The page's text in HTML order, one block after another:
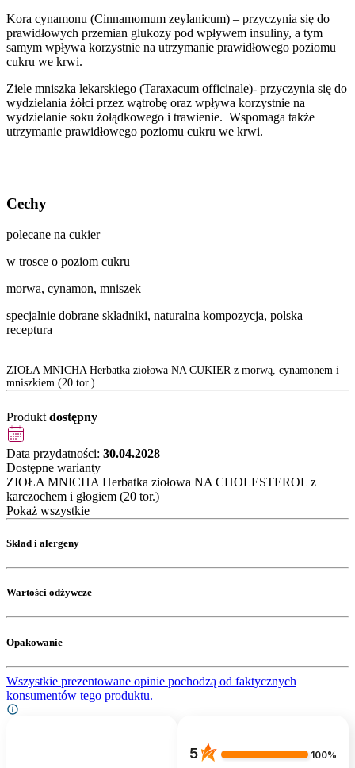
Kora cynamonu (Cinnamomum zeylanicum) – przyczynia się do
prawidłowych przemian glukozy pod wpływem insuliny, a tym
samym wpływa korzystnie na utrzymanie prawidłowego poziomu
cukru we krwi.
Ziele mniszka lekarskiego (Taraxacum officinale)- przyczynia się do
wydzielania żółci przez wątrobę oraz wpływa korzystnie na
wydzielanie soku żołądkowego i trawienie. Wspomaga także
utrzymanie prawidłowego poziomu cukru we krwi.
Cechy
polecane na cukier
w trosce o poziom cukru
morwa, cynamon, mniszek
specjalnie dobrane składniki, naturalna kompozycja, polska
receptura
ZIOŁA MNICHA Herbatka ziołowa NA CUKIER z morwą, cynamonem i
mniszkiem (20 tor.)
Produkt dostępny
Data przydatności: 30.04.2028
Dostępne warianty
ZIOŁA MNICHA Herbatka ziołowa NA CHOLESTEROL z
karczochem i głogiem (20 tor.)
Pokaż wszystkie
Skład i alergeny
Wartości odżywcze
Opakowanie
Wszystkie prezentowane opinie pochodzą od faktycznych
konsumentów tego produktu.
5 100%